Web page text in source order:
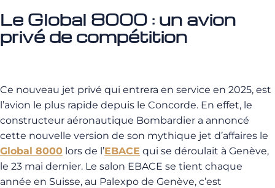
Le Global 8000 : un avion
privé de compétition
Ce nouveau jet privé qui entrera en service en 2025, est
l’avion le plus rapide depuis le Concorde. En effet, le
constructeur aéronautique Bombardier a annoncé
cette nouvelle version de son mythique jet d’affaires le
Global 8000 lors de l’EBACE qui se déroulait à Genève,
le 23 mai dernier. Le salon EBACE se tient chaque
année en Suisse, au Palexpo de Genève, c’est